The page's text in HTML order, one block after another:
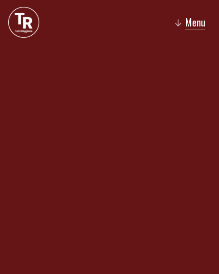
↓ Menu